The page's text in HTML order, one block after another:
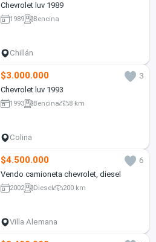
Chevrolet luv 1989
1989 Bencina
Chillán
$3.000.000
3
Chevrolet luv 1993
1993 Bencina 8 km
Colina
$4.500.000
6
Vendo camioneta chevrolet, diesel
2002 Diesel 200 km
Villa Alemana